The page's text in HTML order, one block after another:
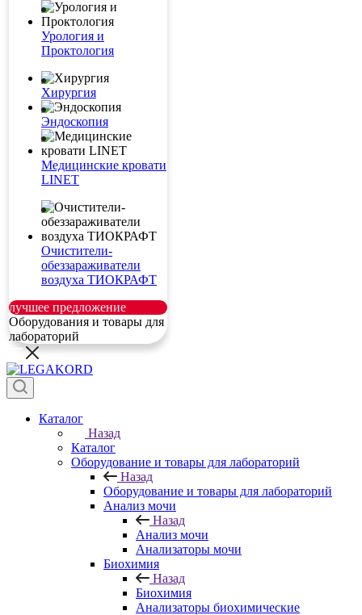
Урология и
Проктология
Хирургия
Эндоскопия
Медицинские кровати
LINET
Очистители-
обеззараживатели
воздуха ТИОКРАФТ
лучшее предложение
Оборудования и товары для
лабораторий
Каталог
Назад
Каталог
Оборудование и товары для лабораторий
Назад
Оборудование и товары для лабораторий
Анализ мочи
Назад
Анализ мочи
Анализаторы мочи
Биохимия
Назад
Биохимия
Анализаторы биохимические